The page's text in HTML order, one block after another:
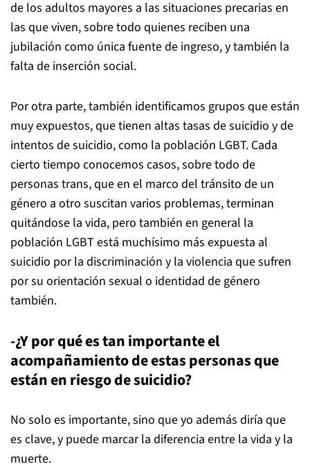
de los adultos mayores a las situaciones precarias en
las que viven, sobre todo quienes reciben una
jubilación como única fuente de ingreso, y también la
falta de inserción social.
Por otra parte, también identificamos grupos que están
muy expuestos, que tienen altas tasas de suicidio y de
intentos de suicidio, como la población LGBT. Cada
cierto tiempo conocemos casos, sobre todo de
personas trans, que en el marco del tránsito de un
género a otro suscitan varios problemas, terminan
quitándose la vida, pero también en general la
población LGBT está muchísimo más expuesta al
suicidio por la discriminación y la violencia que sufren
por su orientación sexual o identidad de género
también.
-¿Y por qué es tan importante el
acompañamiento de estas personas que
están en riesgo de suicidio?
No solo es importante, sino que yo además diría que
es clave, y puede marcar la diferencia entre la vida y la
muerte.